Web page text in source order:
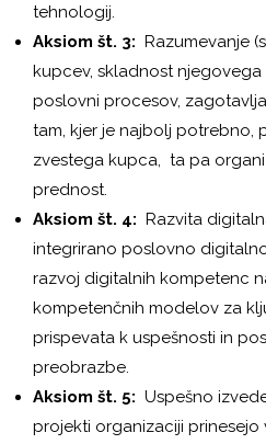
tehnologij.
Aksiom št. 3: Razumevanje
kupcev, skladnost
poslovni procesov,
tam, kjer je najbolj potrebno,
zvestega kupca, ta pa
prednost.
Aksiom št. 4: Razvita
integrirano poslovno
razvoj digitalnih kompetenc
kompetenčnih modelov za
prispevata k uspešnosti in
preobrazbe.
Aksiom št. 5: Uspešno
projekti organizaciji prinesejo